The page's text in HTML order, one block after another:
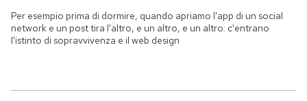
Per esempio prima di dormire, quando apriamo l'app di un social
network e un post tira l'altro, e un altro, e un altro: c'entrano
l'istinto di sopravvivenza e il web design